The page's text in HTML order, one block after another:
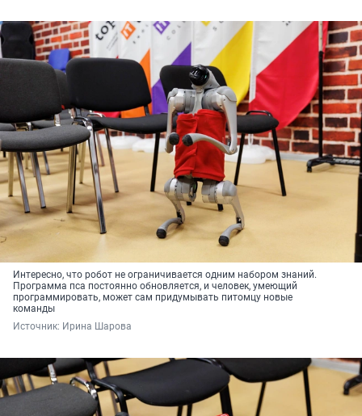
Интересно, что робот не ограничивается одним набором знаний.
Программа пса постоянно обновляется, и человек, умеющий
программировать, может сам придумывать питомцу новые
команды
Источник: Ирина Шарова